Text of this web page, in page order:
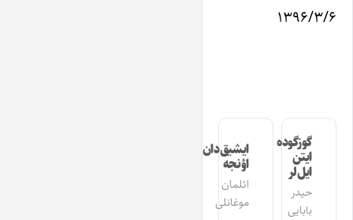
۱۳۹۶/۳/۶
گوزگوده
ایتن
ایل‌لر
حیدر
بابایی
ایشیق‌دان
اؤنجه
ائلمان
موغانلی